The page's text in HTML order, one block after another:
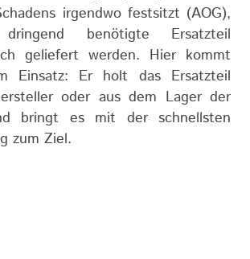
irgendwo festsitzt (AOG),
benötigte Ersatzteil
geliefert werden. Hier kommt
Einsatz: Er holt das Ersatzteil
oder aus dem Lager der
bringt es mit der schnellsten
zum Ziel.